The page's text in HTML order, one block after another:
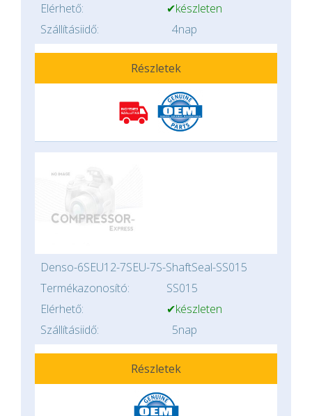
Elérhető:
✔készleten
Szállításiidő:
4nap
Részletek
Denso-6SEU12-7SEU-7S-ShaftSeal-SS015
Termékazonosító:
SS015
Elérhető:
✔készleten
Szállításiidő:
5nap
Részletek